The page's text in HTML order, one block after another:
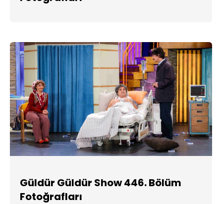
Güldür Güldür Show 446. Bölüm
Fotoğrafları